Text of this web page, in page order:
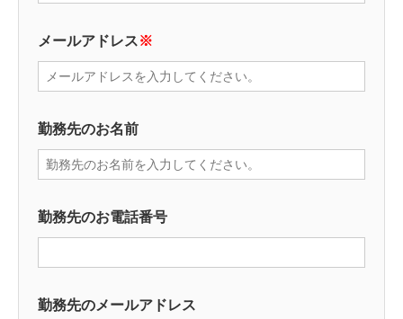
メールアドレス※
勤務先のお名前
勤務先のお電話番号
勤務先のメールアドレス